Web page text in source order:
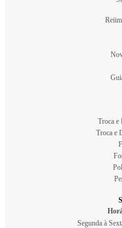
Troca e
Troca e
Segunda à